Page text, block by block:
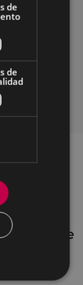
forma de
de
de